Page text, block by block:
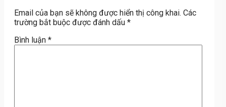
Email của bạn sẽ không được hiển thị công khai. Các
trường bắt buộc được đánh dấu *
Bình luận *